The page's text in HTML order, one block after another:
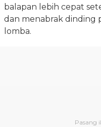
balapan lebih cepat
dan menabrak dinding
lomba.